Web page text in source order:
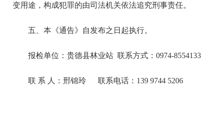
变用途，构成犯罪的由司法机关依法追究刑事责任。
五、本《通告》自发布之日起执行。
报检单位：贵德县林业站 联系方式：0974-8554133
联 系 人：邢锦玲 联系电话：139 9744 5206